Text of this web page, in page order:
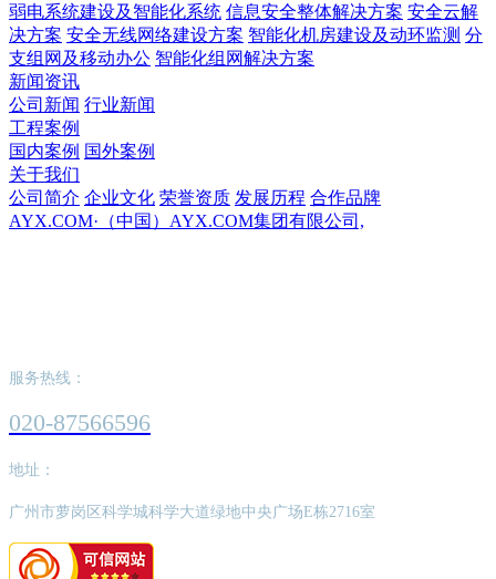
弱电系统建设及智能化系统 信息安全整体解决方案 安全云解
决方案 安全无线网络建设方案 智能化机房建设及动环监测 分
支组网及移动办公 智能化组网解决方案
新闻资讯
公司新闻 行业新闻
工程案例
国内案例 国外案例
关于我们
公司简介 企业文化 荣誉资质 发展历程 合作品牌
AYX.COM·（中国）AYX.COM集团有限公司,
服务热线：
020-87566596
地址：
广州市萝岗区科学城科学大道绿地中央广场E栋2716室